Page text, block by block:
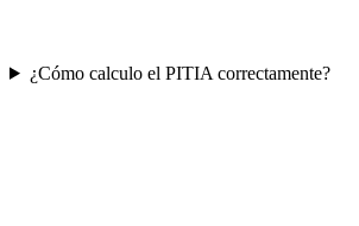
¿Cómo calculo el PITIA correctamente?